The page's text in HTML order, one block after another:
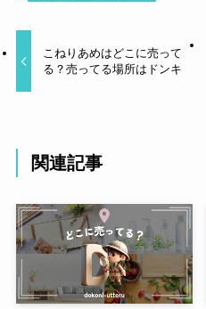
こねりあめはどこに売って
る？売ってる場所はドンキ
関連記事